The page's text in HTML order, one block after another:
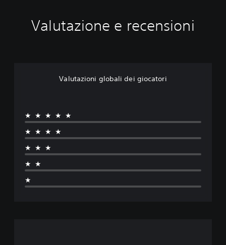
Valutazione e recensioni
Valutazioni globali dei giocatori
★★★★★
★★★★
★★★
★★
★